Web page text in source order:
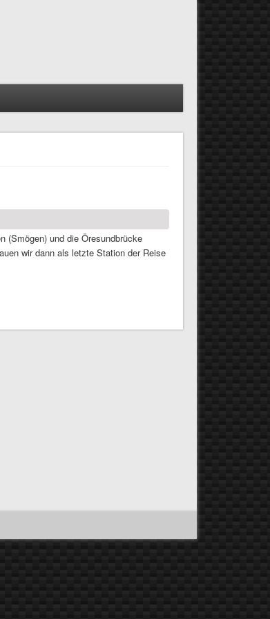
(Smögen) und die Öresundbrücke
wir dann als letzte Station der Reise